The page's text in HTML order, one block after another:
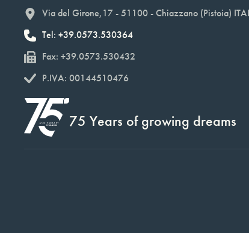
Via del Girone,17 - 51100 - Chiazzano (Pistoia)
Tel: +39.0573.530364
Fax: +39.0573.530432
P.IVA: 00144510476
75 Years of growing dreams